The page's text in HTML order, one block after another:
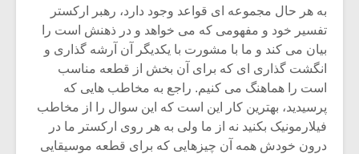
به هر حال مجموعه ای قواعد وجود دارد، رهبر ارکستر
تفسیر خود و مفهومی که می خواهد و در ذهنش است را
بیان می کند و ما با مشورت با یکدیگر آن آرشه گذاری و
انگشت گذاری ای که برای آن بخش از قطعه مناسب
است را هماهنگ می کنیم. راجع به مخاطب هایی که
پرسیدید، بهترین کار این است که این سوال را از مخاطب
فیلارمونیک بکنید نه از ما ولی به هر روی ارکستر ما در
درون خودش همه آن چیزهایی که برای قطعه موسیقایی
میکلوش روژا موریس ژار